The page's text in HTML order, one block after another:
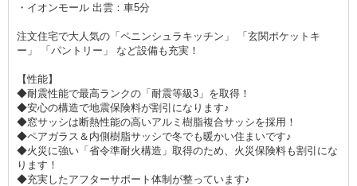
・イオンモール 出雲：車5分
注文住宅で大人気の「ペニンシュラキッチン」 「玄関ポケットキ
ー」 「パントリー」 など設備も充実！
【性能】
◆耐震性能で最高ランクの「耐震等級3」を取得！
◆安心の構造で地震保険料が割引になります♪
◆窓サッシは断熱性能の高いアルミ樹脂複合サッシを採用！
◆ペアガラス＆内側樹脂サッシで冬でも暖かい住まいです♪
◆火災に強い「省令準耐火構造」取得のため、火災保険料も割引にな
ります！
◆充実したアフターサポート体制が整っています♪